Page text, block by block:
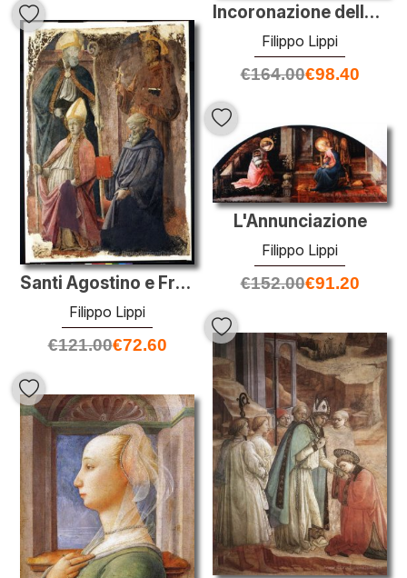
Incoronazione della Vergine
Filippo Lippi
€164.00€98.40
Santi Agostino e Francesco, un Santo Vescovo e San Benedetto
Filippo Lippi
€121.00€72.60
L'Annunciazione
Filippo Lippi
€152.00€91.20